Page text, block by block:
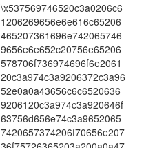
\x537569746520c3a0206c6
1206269656e6e616c65206
465207361696e742065746
9656e6e652c20756e65206
578706f736974696f6e2061
20c3a974c3a9206372c3a96
52e0a0a43656c6c6520636
9206120c3a974c3a920646f
63756d656e74c3a9652065
7420657374206f70656e207